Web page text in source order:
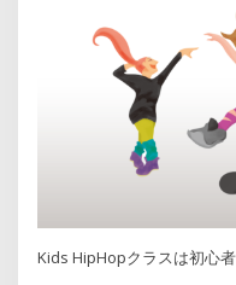
Kids HipHopクラスは初心